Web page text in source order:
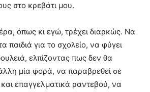
στο κρεβάτι μου.
όπως κι εγώ, τρέχει διαρκώς. Να
παιδιά για το σχολείο, να φύγει
ελπίζοντας πως δεν θα
μία φορά, να παραβρεθεί σε
επαγγελματικά ραντεβού, να